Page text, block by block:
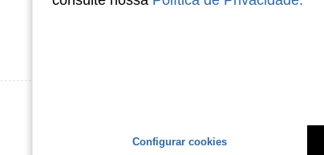
Configurar cookies